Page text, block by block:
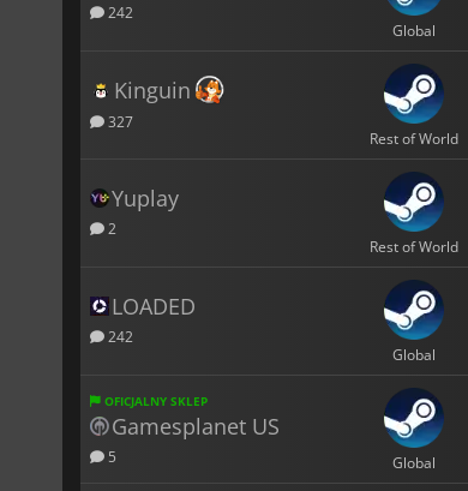
242
Global
Kinguin
327
Rest of World
Yuplay
2
Rest of World
LOADED
242
Global
OFICJALNY SKLEP
Gamesplanet US
5 Global